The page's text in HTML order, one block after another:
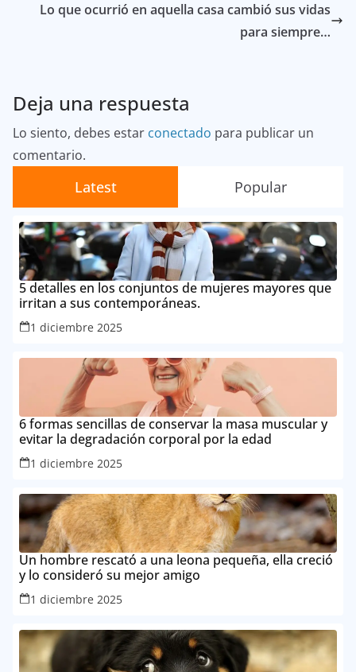
Lo que ocurrió en aquella casa cambió sus vidas
para siempre…
Deja una respuesta
Lo siento, debes estar conectado para publicar un
comentario.
Latest Popular
5 detalles en los conjuntos de mujeres mayores que
irritan a sus contemporáneas.
1 diciembre 2025
6 formas sencillas de conservar la masa muscular y
evitar la degradación corporal por la edad
1 diciembre 2025
Un hombre rescató a una leona pequeña, ella creció
y lo consideró su mejor amigo
1 diciembre 2025